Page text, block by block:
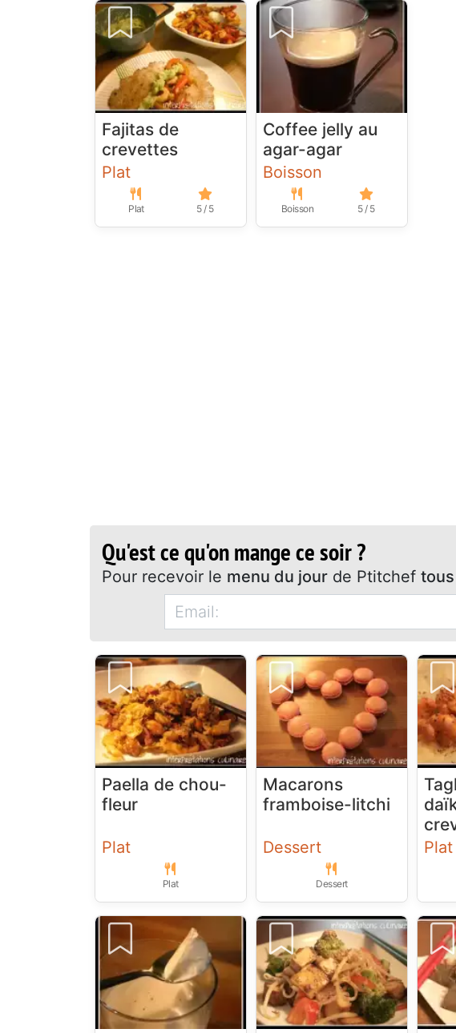
Fajitas de
crevettes
Plat
Plat 5 / 5
Coffee jelly au
agar-agar
Boisson
Boisson 5 / 5
Qu'est ce qu'on mange ce soir ?
Pour recevoir le menu du jour de Ptitchef
Paella de chou-
fleur
Plat
Plat
Macarons
framboise-litchi
Dessert
Dessert
Plat